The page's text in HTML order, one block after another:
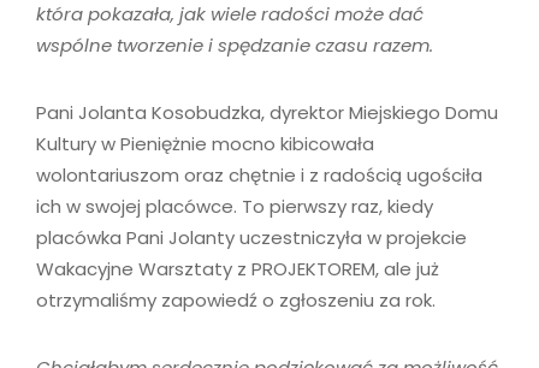
która pokazała, jak wiele radości może dać
wspólne tworzenie i spędzanie czasu razem.
Pani Jolanta Kosobudzka, dyrektor Miejskiego Domu
Kultury w Pieniężnie mocno kibicowała
wolontariuszom oraz chętnie i z radością ugościła
ich w swojej placówce. To pierwszy raz, kiedy
placówka Pani Jolanty uczestniczyła w projekcie
Wakacyjne Warsztaty z PROJEKTOREM, ale już
otrzymaliśmy zapowiedź o zgłoszeniu za rok.